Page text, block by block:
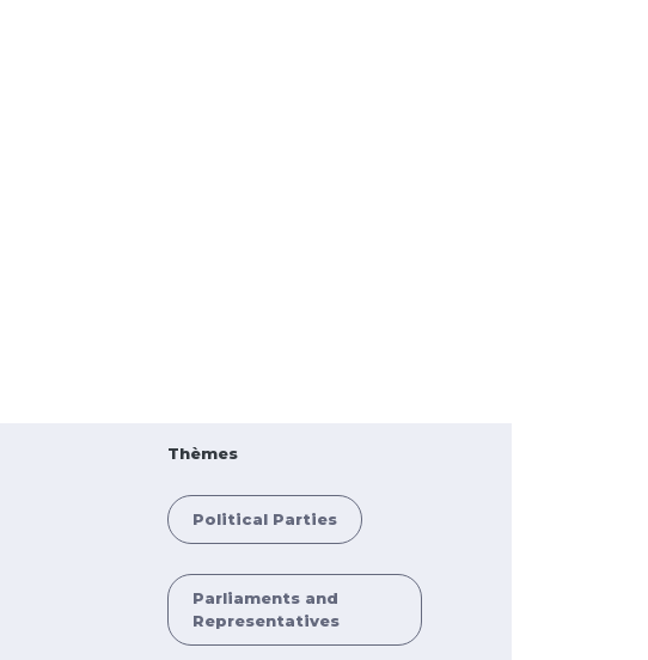
Thèmes
Political Parties
Parliaments and
Representatives